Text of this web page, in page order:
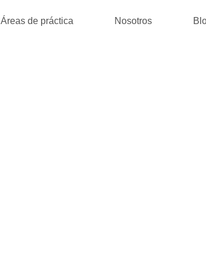
Áreas de práctica Nosotros